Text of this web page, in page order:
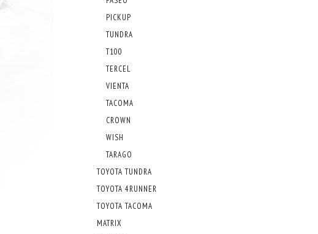
PICKUP
TUNDRA
T100
TERCEL
VIENTA
TACOMA
CROWN
WISH
TARAGO
TOYOTA TUNDRA
TOYOTA 4RUNNER
TOYOTA TACOMA
MATRIX